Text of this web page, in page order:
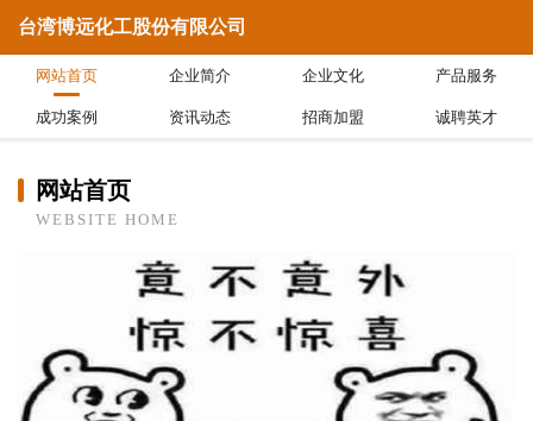
台湾博远化工股份有限公司
网站首页 企业简介 企业文化 产品服务
成功案例 资讯动态 招商加盟 诚聘英才
网站首页
WEBSITE HOME